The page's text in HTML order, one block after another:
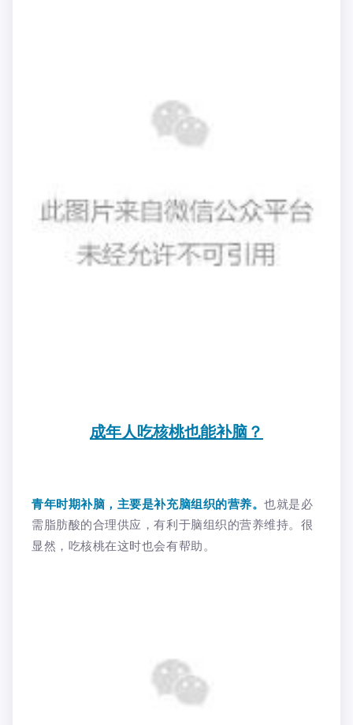
成年人吃核桃也能补脑？
青年时期补脑，主要是补充脑组织的营养。也就是必
需脂肪酸的合理供应，有利于脑组织的营养维持。很
显然，吃核桃在这时也会有帮助。